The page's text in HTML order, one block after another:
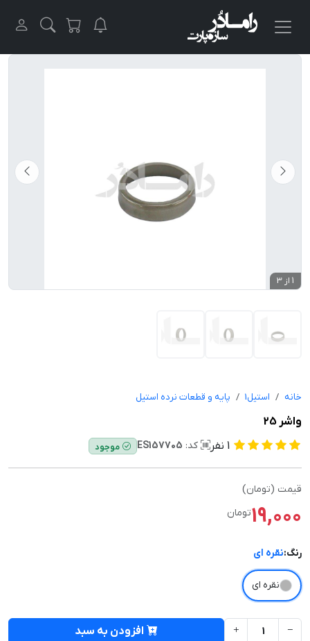
1 از 3
خانه استیل1 پایه و قطعات نرده استیل
واشر 25
1 نفر کد: ES157705 موجود
قیمت (تومان)
19,000تومان
رنگ:نقره ای
نقره ای
افزودن به سبد